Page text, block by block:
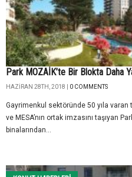
Park MOZAİK’te Bir Blokta Daha
HAZIRAN 28TH, 2018 | 0 COMMENTS
Gayrimenkul sektöründe 50 yıla
ve MESA’nın ortak imzasını taşıyan
binalarından...